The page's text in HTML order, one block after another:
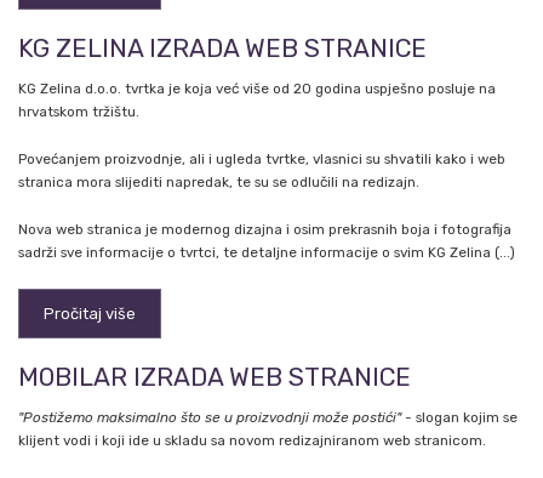
KG ZELINA IZRADA WEB STRANICE
KG Zelina d.o.o. tvrtka je koja već više od 20 godina uspješno posluje na
hrvatskom tržištu.
Povećanjem proizvodnje, ali i ugleda tvrtke, vlasnici su shvatili kako i web
stranica mora slijediti napredak, te su se odlučili na redizajn.
Nova web stranica je modernog dizajna i osim prekrasnih boja i fotografija
sadrži sve informacije o tvrtci, te detaljne informacije o svim KG Zelina (...)
Pročitaj više
MOBILAR IZRADA WEB STRANICE
"Postižemo maksimalno što se u proizvodnji može postići"- slogan kojim se
klijent vodi i koji ide u skladu sa novom redizajniranom web stranicom.